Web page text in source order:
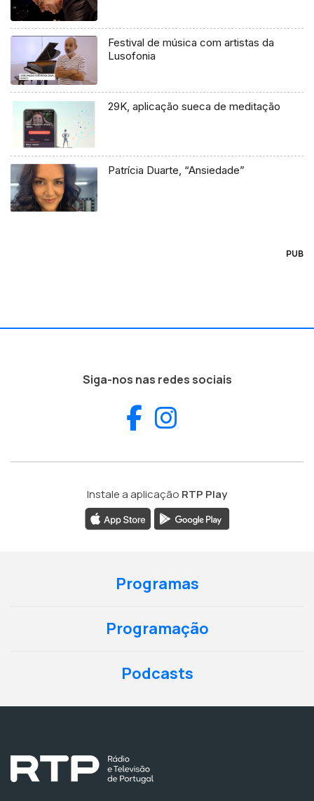
Festival de música com artistas da
Lusofonia
29K, aplicação sueca de meditação
Patrícia Duarte, “Ansiedade”
PUB
Siga-nos nas redes sociais
Facebook
Instale a aplicação RTP Play
Programas
Programação
Podcasts